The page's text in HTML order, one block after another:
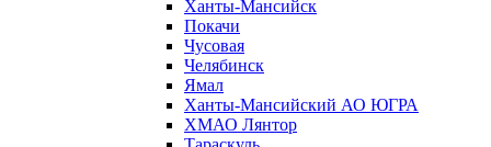
Ханты-Мансийск
Покачи
Чусовая
Челябинск
Ямал
Ханты-Мансийский АО ЮГРА
ХМАО Лянтор